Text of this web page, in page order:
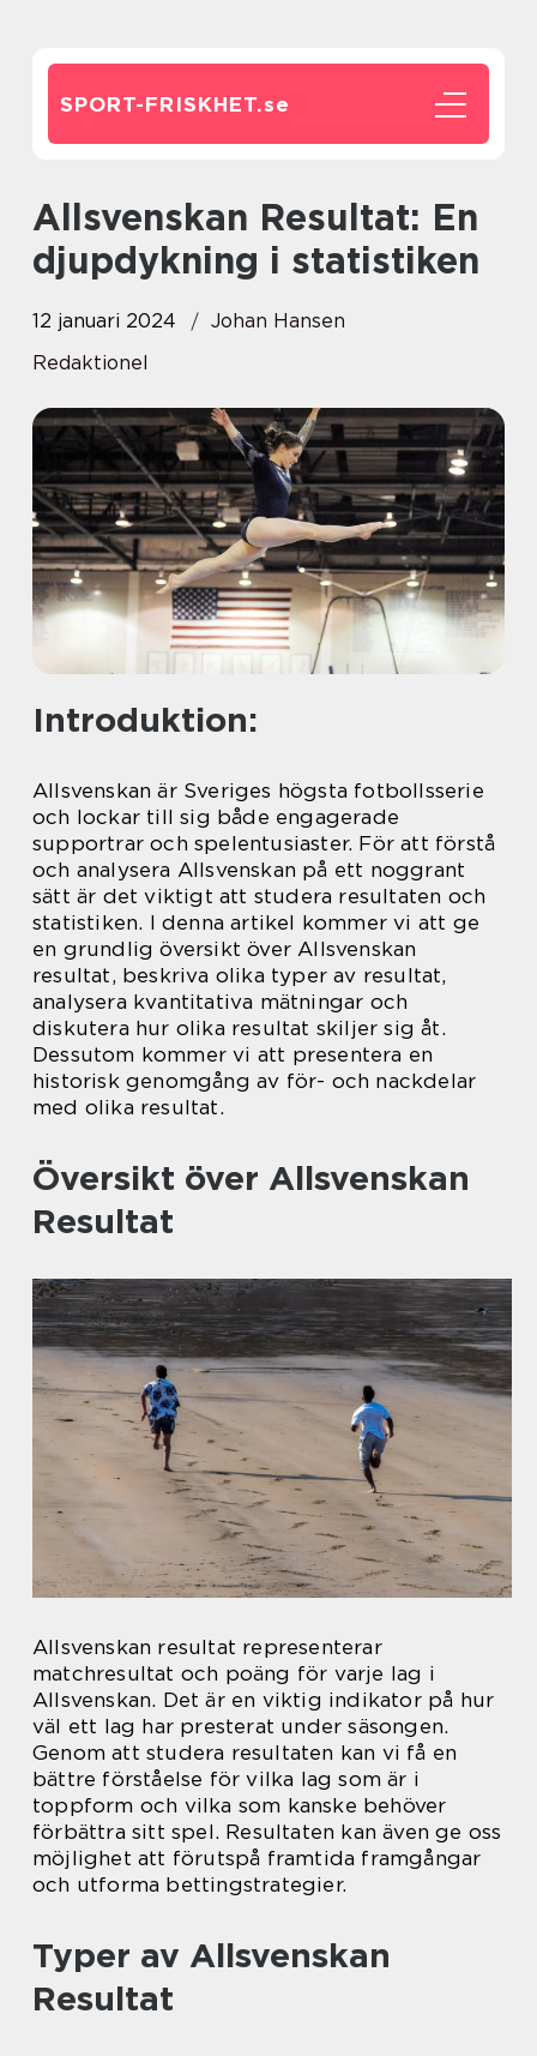
SPORT-FRISKHET.se
Allsvenskan Resultat: En
djupdykning i statistiken
12 januari 2024
Johan Hansen
Redaktionel
Introduktion:
Allsvenskan är Sveriges högsta fotbollsserie
och lockar till sig både engagerade
supportrar och spelentusiaster. För att förstå
och analysera Allsvenskan på ett noggrant
sätt är det viktigt att studera resultaten och
statistiken. I denna artikel kommer vi att ge
en grundlig översikt över Allsvenskan
resultat, beskriva olika typer av resultat,
analysera kvantitativa mätningar och
diskutera hur olika resultat skiljer sig åt.
Dessutom kommer vi att presentera en
historisk genomgång av för- och nackdelar
med olika resultat.
Översikt över Allsvenskan
Resultat
Allsvenskan resultat representerar
matchresultat och poäng för varje lag i
Allsvenskan. Det är en viktig indikator på hur
väl ett lag har presterat under säsongen.
Genom att studera resultaten kan vi få en
bättre förståelse för vilka lag som är i
toppform och vilka som kanske behöver
förbättra sitt spel. Resultaten kan även ge oss
möjlighet att förutspå framtida framgångar
och utforma bettingstrategier.
Typer av Allsvenskan
Resultat